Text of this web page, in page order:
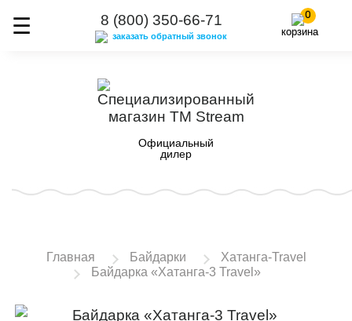
8 (800) 350-66-71
заказать обратный звонок
0
корзина
Официальный
дилер
Главная Байдарки
Хатанга-Travel
Байдарка «Хатанга-3 Travel»